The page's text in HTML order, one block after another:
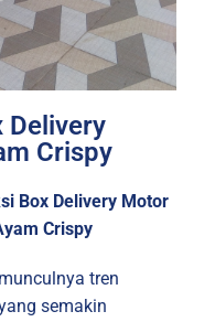
Delivery
Crispy
Box Delivery Motor
Crispy
tren
semakin